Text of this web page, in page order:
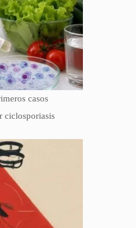
casos
ciclosporiasis